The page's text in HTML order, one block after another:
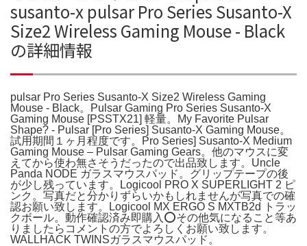
susanto-x pulsar Pro Series Susanto-X
Size2 Wireless Gaming Mouse - Black
の詳細情報
pulsar Pro Series Susanto-X Size2 Wireless Gaming
Mouse - Black。Pulsar Gaming Pro Series Susanto-X
Gaming Mouse [PSSTX21] 軽量。My Favorite Pulsar
Shape? - Pulsar [Pro Series] Susanto-X Gaming Mouse。
試用期間１ヶ月程度です。Pro Series] Susanto-X Medium
Gaming Mouse – Pulsar Gaming Gears。他のマウスに変
えてから使わ無さそうだったので出品致します。Uncle
Panda NODE ガラスマウスパッド。グリップテープの後
が少し残っています。Logicool PRO X SUPERLIGHT 2 ピ
ンク。写真だと分かりずらいかもしれませんが写真での確
認お願い致します。Logicool MX ERGO S MXTB2d トラッ
クボール。動作確認済み即購入⭕️その他気になること等あ
りましたらコメントの方でよろしくお願い致します。
WALLHACK TWINSガラスマウスパッド。